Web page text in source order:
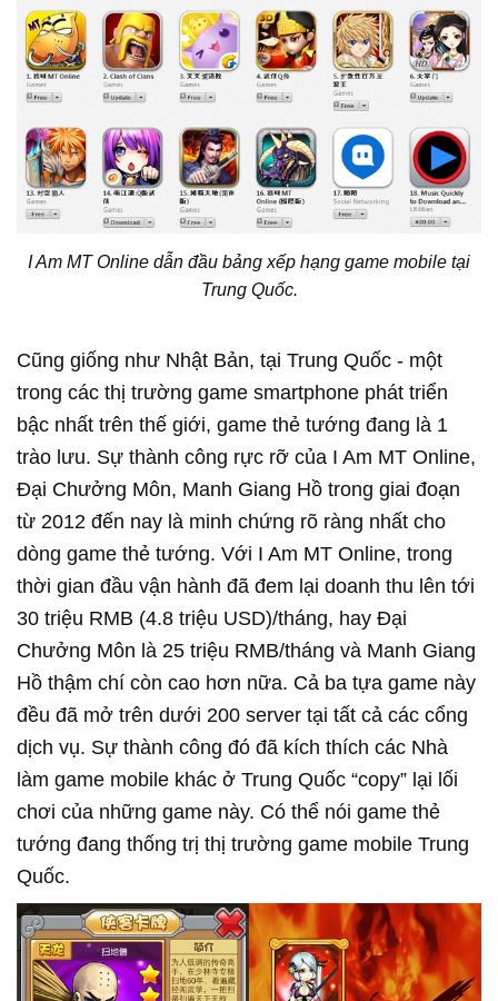
I Am MT Online dẫn đầu bảng xếp hạng game mobile tại
Trung Quốc.
Cũng giống như Nhật Bản, tại Trung Quốc - một
trong các thị trường game smartphone phát triển
bậc nhất trên thế giới, game thẻ tướng đang là 1
trào lưu. Sự thành công rực rỡ của I Am MT Online,
Đại Chưởng Môn, Manh Giang Hồ trong giai đoạn
từ 2012 đến nay là minh chứng rõ ràng nhất cho
dòng game thẻ tướng. Với I Am MT Online, trong
thời gian đầu vận hành đã đem lại doanh thu lên tới
30 triệu RMB (4.8 triệu USD)/tháng, hay Đại
Chưởng Môn là 25 triệu RMB/tháng và Manh Giang
Hồ thậm chí còn cao hơn nữa. Cả ba tựa game này
đều đã mở trên dưới 200 server tại tất cả các cổng
dịch vụ. Sự thành công đó đã kích thích các Nhà
làm game mobile khác ở Trung Quốc “copy” lại lối
chơi của những game này. Có thể nói game thẻ
tướng đang thống trị thị trường game mobile Trung
Quốc.